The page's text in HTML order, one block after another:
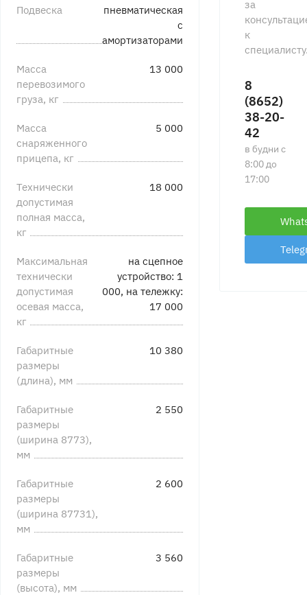
Подвеска
пневматическая
с
амортизаторами
Масса
перевозимого
груза, кг
13 000
Масса
снаряженного
прицепа, кг
5 000
Технически
допустимая
полная масса,
кг
18 000
Максимальная
технически
допустимая
осевая масса,
кг
на сцепное
устройство: 1
000, на тележку:
17 000
Габаритные
размеры
(длина), мм
10 380
Габаритные
размеры
(ширина 8773),
мм
2 550
Габаритные
размеры
(ширина 87731),
мм
2 600
Габаритные
размеры
(высота), мм
3 560
за
к
8
(8652)
38-20-
42
в будни с
8:00 до
17:00